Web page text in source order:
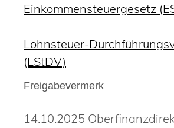
Einkommensteuergesetz
Lohnsteuer-
(LStDV)
Freigabevermerk
14.10.2025